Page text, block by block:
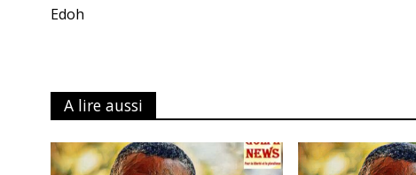
Edoh
A lire aussi